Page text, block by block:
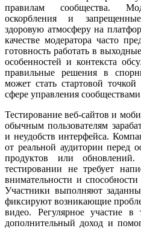
правилам сообщества.
оскорбления и
здоровую атмосферу на
качестве модератора часто
готовность работать в
особенностей и контекста
правильные решения в
может стать стартовой
сфере управления
Тестирование веб-сайтов и
обычным пользователям
и неудобств интерфейса.
от реальной аудитории перед
продуктов или
тестировании не требует
внимательности и
Участники выполняют
фиксируют возникающие
видео. Регулярное участие в
дополнительный доход и